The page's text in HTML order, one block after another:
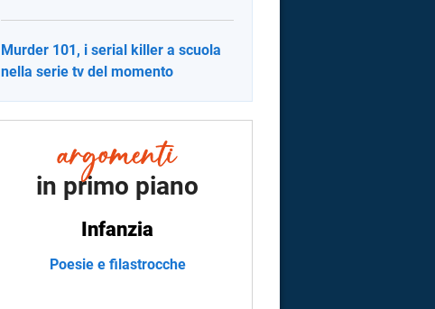
Murder 101, i serial killer a scuola
nella serie tv del momento
in primo piano
Infanzia
Poesie e filastrocche